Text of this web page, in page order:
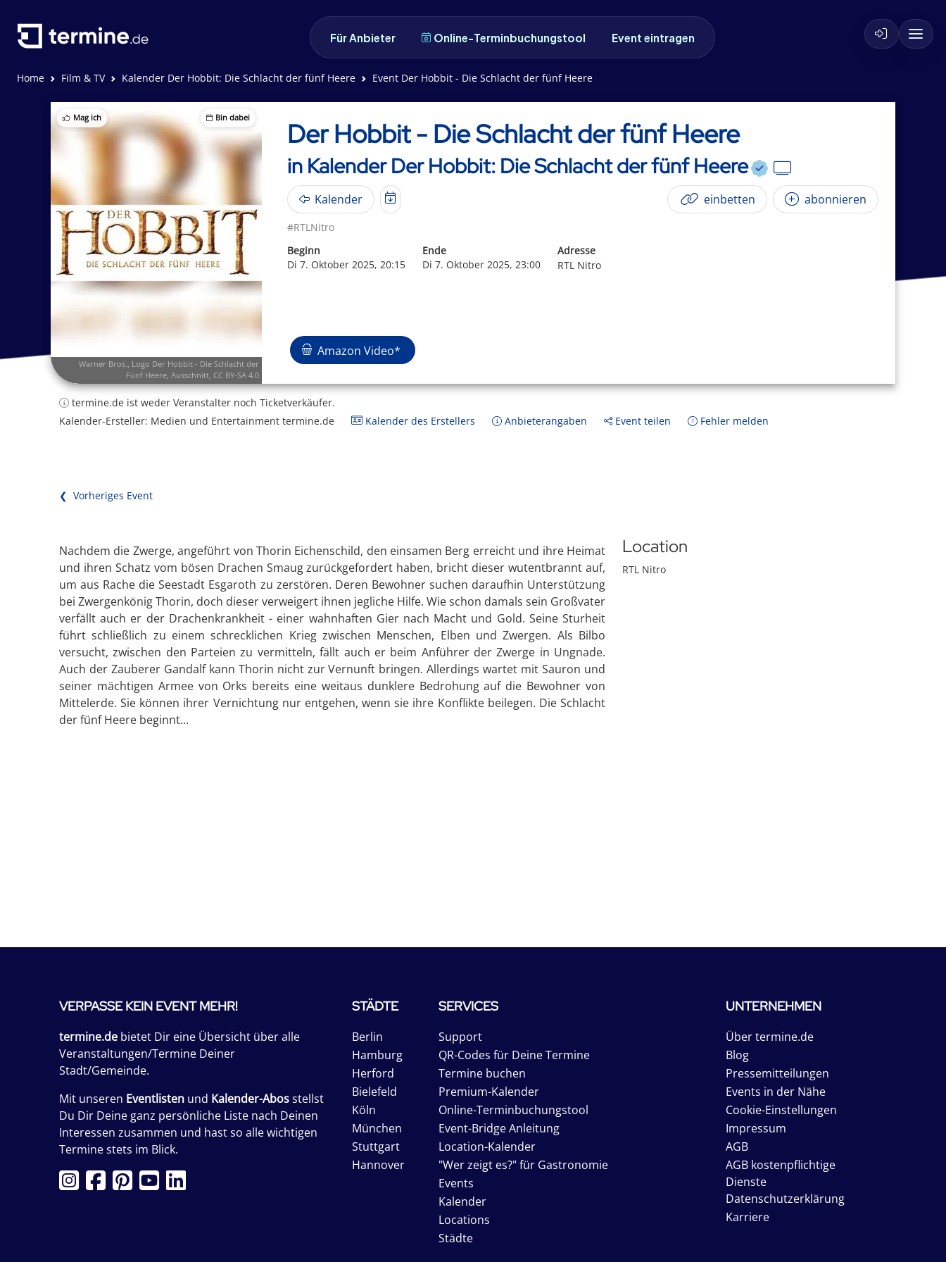
Für Anbieter Online-Terminbuchungstool Event eintragen
Home Film & TV Kalender Der Hobbit: Die Schlacht der fünf Heere Event Der Hobbit - Die Schlacht der fünf Heere
Mag ich Bin dabei
Warner Bros., Logo Der Hobbit - Die Schlacht der
Fünf Heere, Ausschnitt, CC BY-SA 4.0
Der Hobbit - Die Schlacht der fünf Heere
in Kalender Der Hobbit: Die Schlacht der fünf Heere
Kalender einbetten abonnieren
#RTLNitro
Beginn
Di 7. Oktober 2025, 20:15
Ende
Di 7. Oktober 2025, 23:00
Adresse
RTL Nitro
Amazon Video*
termine.de ist weder Veranstalter noch Ticketverkäufer.
Kalender-Ersteller: Medien und Entertainment termine.de
Kalender des Erstellers Anbieterangaben Event teilen Fehler melden
❮ Vorheriges Event
Nachdem die Zwerge, angeführt von Thorin Eichenschild, den einsamen Berg erreicht und ihre Heimat
und ihren Schatz vom bösen Drachen Smaug zurückgefordert haben, bricht dieser wutentbrannt auf,
um aus Rache die Seestadt Esgaroth zu zerstören. Deren Bewohner suchen daraufhin Unterstützung
bei Zwergenkönig Thorin, doch dieser verweigert ihnen jegliche Hilfe. Wie schon damals sein Großvater
verfällt auch er der Drachenkrankheit - einer wahnhaften Gier nach Macht und Gold. Seine Sturheit
führt schließlich zu einem schrecklichen Krieg zwischen Menschen, Elben und Zwergen. Als Bilbo
versucht, zwischen den Parteien zu vermitteln, fällt auch er beim Anführer der Zwerge in Ungnade.
Auch der Zauberer Gandalf kann Thorin nicht zur Vernunft bringen. Allerdings wartet mit Sauron und
seiner mächtigen Armee von Orks bereits eine weitaus dunklere Bedrohung auf die Bewohner von
Mittelerde. Sie können ihrer Vernichtung nur entgehen, wenn sie ihre Konflikte beilegen. Die Schlacht
der fünf Heere beginnt...
Location
RTL Nitro
VERPASSE KEIN EVENT MEHR!
termine.de bietet Dir eine Übersicht über alle
Veranstaltungen/Termine Deiner
Stadt/Gemeinde.
Mit unseren Eventlisten und Kalender-Abosstellst
Du Dir Deine ganz persönliche Liste nach Deinen
Interessen zusammen und hast so alle wichtigen
Termine stets im Blick.
STÄDTE
Berlin
Hamburg
Herford
Bielefeld
Köln
München
Stuttgart
Hannover
SERVICES
Support
QR-Codes für Deine Termine
Termine buchen
Premium-Kalender
Online-Terminbuchungstool
Event-Bridge Anleitung
Location-Kalender
"Wer zeigt es?" für Gastronomie
Events
Kalender
Locations
Städte
UNTERNEHMEN
Über termine.de
Blog
Pressemitteilungen
Events in der Nähe
Cookie-Einstellungen
Impressum
AGB
AGB kostenpflichtige
Dienste
Datenschutzerklärung
Karriere